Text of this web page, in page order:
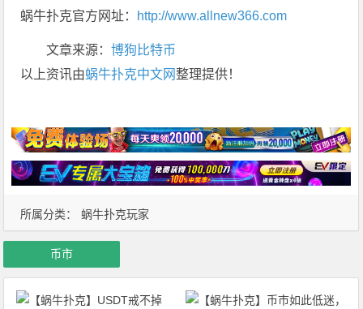
所属分类： 蜗牛扑克玩家
蜗牛扑克官方网址： http://www.allnew366.com
文章来源：博狗比特币
以上资讯由蜗牛扑克中文网整理提供！
币市